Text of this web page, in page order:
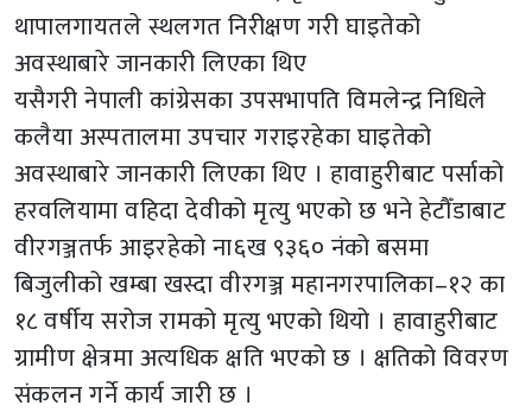
थापालगायतले स्थलगत निरीक्षण गरी घाइतेको
अवस्थाबारे जानकारी लिएका थिए
यसैगरी नेपाली कांग्रेसका उपसभापति विमलेन्द्र निधिले
कलैया अस्पतालमा उपचार गराइरहेका घाइतेको
अवस्थाबारे जानकारी लिएका थिए । हावाहुरीबाट पर्साको
हरवलियामा वहिदा देवीको मृत्यु भएको छ भने हेटौँडाबाट
वीरगञ्जतर्फ आइरहेको ना६ख ९३६० नंको बसमा
बिजुलीको खम्बा खस्दा वीरगञ्ज महानगरपालिका–१२ का
१८ वर्षीय सरोज रामको मृत्यु भएको थियो । हावाहुरीबाट
ग्रामीण क्षेत्रमा अत्यधिक क्षति भएको छ । क्षतिको विवरण
संकलन गर्ने कार्य जारी छ ।